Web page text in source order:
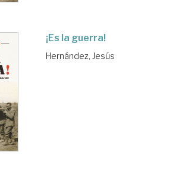
¡Es la guerra!
Hernández, Jesús